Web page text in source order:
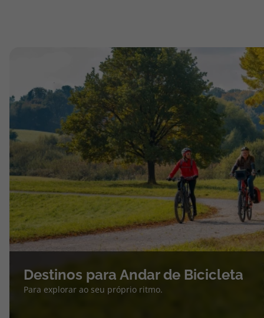
Destinos para Andar de Bicicleta
Para explorar ao seu próprio ritmo.